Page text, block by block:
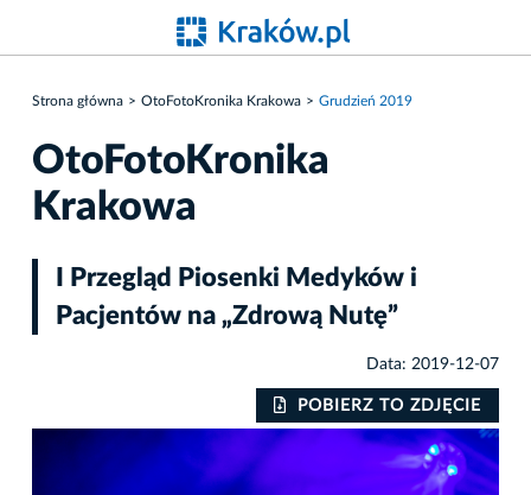
Strona główna OtoFotoKronika Krakowa Grudzień 2019
OtoFotoKronika
Krakowa
I Przegląd Piosenki Medyków i
Pacjentów na „Zdrową Nutę”
Data: 2019-12-07
POBIERZ TO ZDJĘCIE